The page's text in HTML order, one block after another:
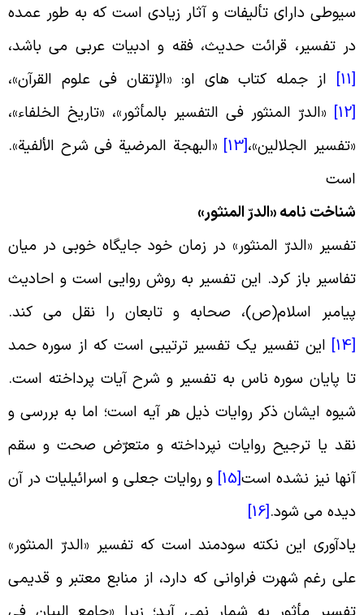
دارای تألیفات و آثار زیادی است که به طور عمده
تفسیر، قرائت حدیث، فقه و ادبیات عربى می باشد،
از جمله کتاب هاى او: «الإتقان فى علوم القرآن»،
« الدرّ المنثور فى التفسیر بالمأثور»، «تاریخ الخلفاء»،
الجلالین»،[13]
« البهجة المرضیة فى شرح الألفیة».
نامه «الدرّ المنثور»
«الدرّ المنثور» در زمان خود جایگاه خوبى در میان
باز کرد. این تفسیر به روش روایى است و احادیث
اسلام(ص)، صحابه و تابعان را نقل می کند.
این تفسیر یک تفسیر ترتیبى است که از سوره حمد
پایان سوره ناس به تفسیر و شرح آیات پرداخته است.
ایشان ذکر روایات ذیل هر آیه است؛ اما به بررسى و
یا ترجیح روایات نپرداخته و متعرّض صحت و سقم
نیز نشده است[15]
و روایات جعلى و اسرائیلیات در آن
می شود.
[16]
این نکته سودمند است که تفسیر «الدرّ المنثور»
رغم شهرت فراوانى که دارد، از منابع معتبر و قدیمى